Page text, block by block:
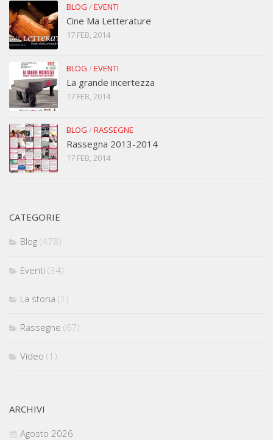
BLOG /EVENTI
Cine Ma Letterature
17 FEB, 2014
BLOG /EVENTI
La grande incertezza
17 FEB, 2014
BLOG /RASSEGNE
Rassegna 2013-2014
17 FEB, 2014
CATEGORIE
Blog (478)
Eventi (34)
La storia (1)
Rassegne (67)
Video (1)
ARCHIVI
Agosto 2026